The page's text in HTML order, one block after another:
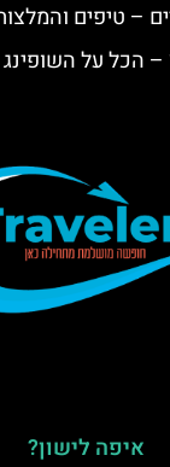
– טיפים
– הכל על השופינג
איפה לישון?